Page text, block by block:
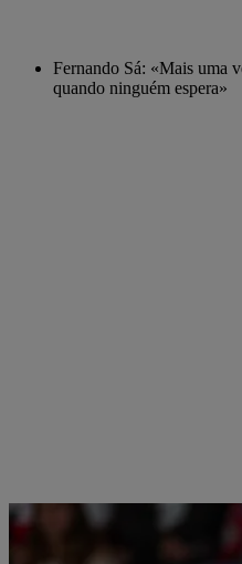
Fernando Sá: «Mais uma
quando ninguém espera»